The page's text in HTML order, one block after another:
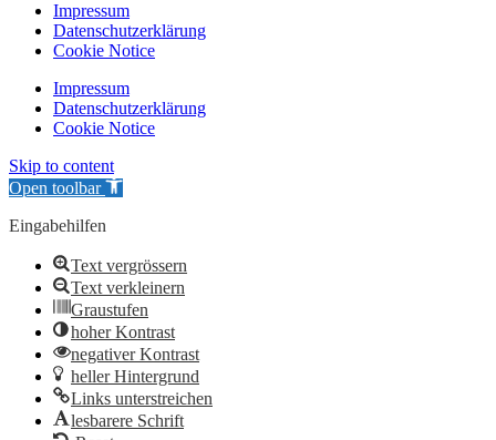
Impressum
Datenschutzerklärung
Cookie Notice
Impressum
Datenschutzerklärung
Cookie Notice
Skip to content
Open toolbar
Eingabehilfen
Text vergrössern
Text verkleinern
Graustufen
hoher Kontrast
negativer Kontrast
heller Hintergrund
Links unterstreichen
lesbarere Schrift